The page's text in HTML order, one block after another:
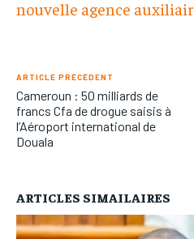
nouvelle agence
ARTICLE PRÉCÉDENT
Cameroun : 50 milliards de
francs Cfa de drogue saisis à
l’Aéroport international de
Douala
ARTICLES SIMAILAIRES